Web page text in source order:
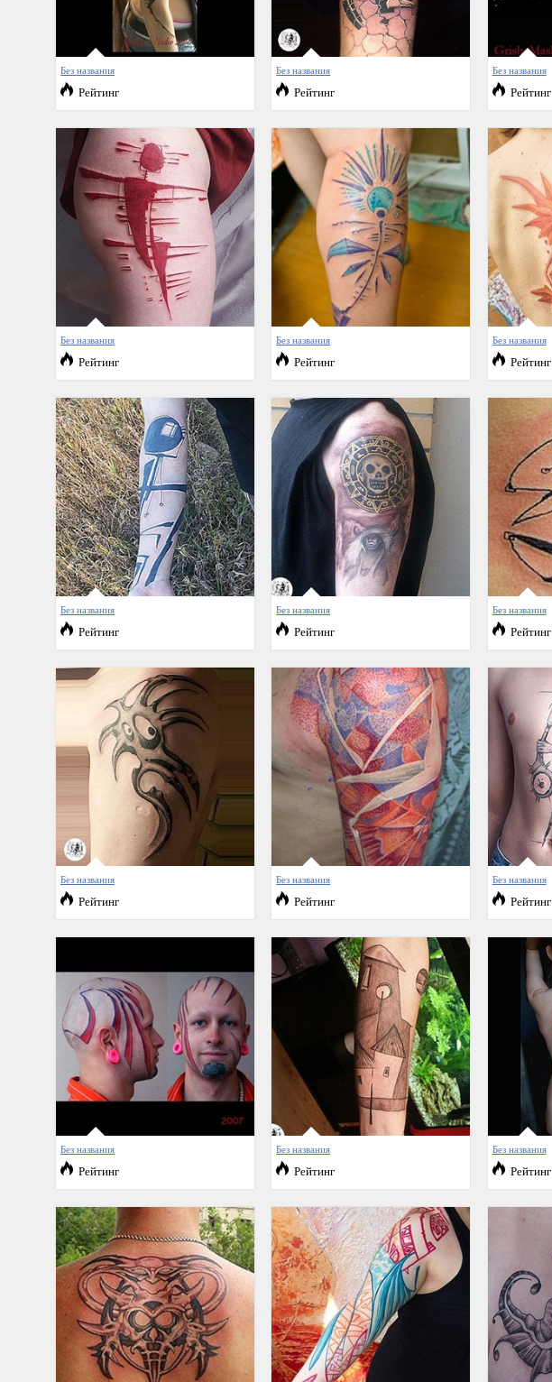
Без названия
Рейтинг
Без названия
Рейтинг
Без названия
Рейтинг
Без названия
Рейтинг
Без названия
Рейтинг
Без названия
Рейтинг
Без названия
Рейтинг
Без названия
Рейтинг
Без названия
Рейтинг
Без названия
Рейтинг
Без названия
Рейтинг
Без названия
Рейтинг
Без названия
Рейтинг
Без названия
Рейтинг
Без названия
Рейтинг